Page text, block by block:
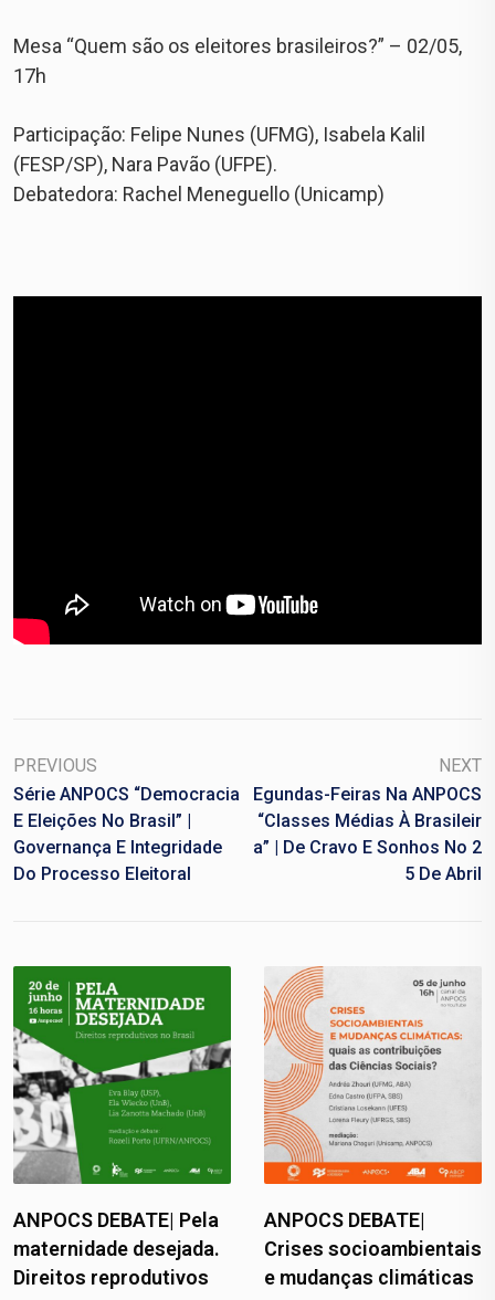
Mesa “Quem são os eleitores brasileiros?” – 02/05,
17h
Participação: Felipe Nunes (UFMG), Isabela Kalil
(FESP/SP), Nara Pavão (UFPE).
Debatedora: Rachel Meneguello (Unicamp)
PREVIOUS
Série ANPOCS “Democracia
E Eleições No Brasil” |
Governança E Integridade
Do Processo Eleitoral
NEXT
Egundas-Feiras Na ANPOCS
“Classes Médias À Brasileir
A” | De Cravo E Sonhos No 2
5 De Abril
ANPOCS DEBATE| Pela
maternidade desejada.
Direitos reprodutivos
ANPOCS DEBATE|
Crises socioambientais
e mudanças climáticas